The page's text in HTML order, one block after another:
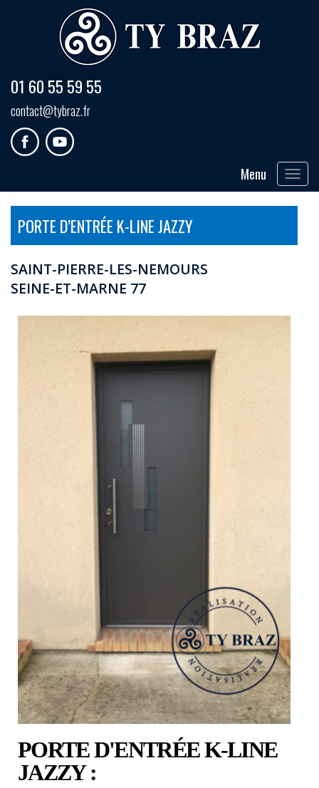
01 60 55 59 55
contact@tybraz.fr
Toggle
Menu
PORTE D’ENTRÉE K-LINE JAZZY
SAINT-PIERRE-LES-NEMOURS
SEINE-ET-MARNE 77
PORTE D'ENTRÉE K-LINE
JAZZY :